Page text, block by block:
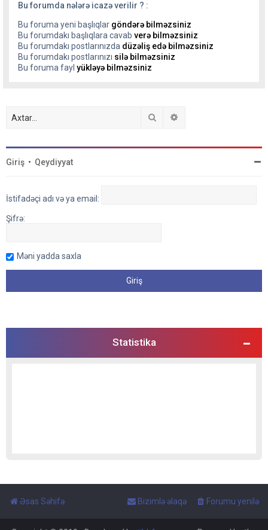
Bu forumda nələrə icazə verilir ? :
Bu foruma yeni başlıqlar göndərə bilməzsiniz
Bu forumdakı başlıqlara cavab verə bilməzsiniz
Bu forumdakı postlarınızda düzəliş edə bilməzsiniz
Bu forumdakı postlarınızı silə bilməzsiniz
Bu foruma fayl yükləyə bilməzsiniz
Axtar
Giriş • Qeydiyyat
İstifadəçi adı və ya email:
Şifrə:
Məni yadda saxla
Statistika
Əsas Səhifə Forumu yenilə
Bizimlə əlaqə